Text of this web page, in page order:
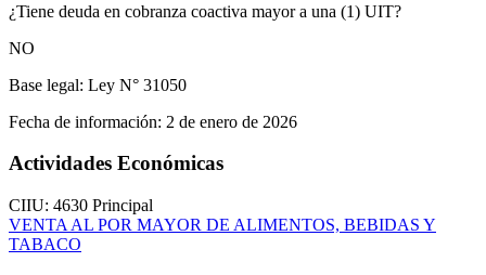
¿Tiene deuda en cobranza coactiva mayor a una (1) UIT?
NO
Base legal: Ley N° 31050
Fecha de información: 2 de enero de 2026
Actividades Económicas
CIIU: 4630 Principal
VENTA AL POR MAYOR DE ALIMENTOS, BEBIDAS Y
TABACO